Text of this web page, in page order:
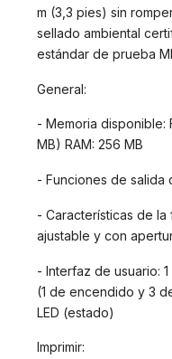
m (3,3 pies) sin
sellado ambiental
estándar de prueba
General:
- Memoria disponible:
MB) RAM: 256 MB
- Funciones de salida
- Características de la
ajustable y con
- Interfaz de usuario:
(1 de encendido y 3
LED (estado)
Imprimir: